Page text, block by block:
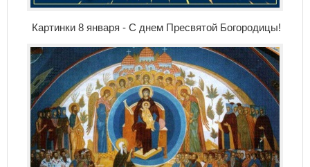
Картинки 8 января - С днем Пресвятой Богородицы!